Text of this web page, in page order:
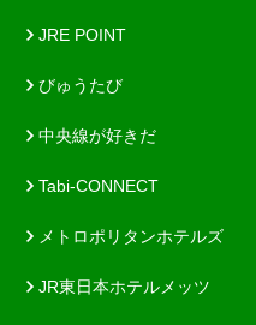
JRE POINT
びゅうたび
中央線が好きだ
Tabi-CONNECT
メトロポリタンホテルズ
JR東日本ホテルメッツ